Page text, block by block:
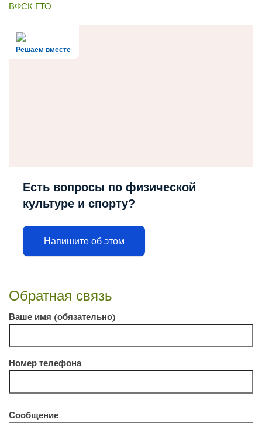
ВФСК ГТО
Решаем вместе
Есть вопросы по физической
культуре и спорту?
Напишите об этом
Обратная связь
Ваше имя (обязательно)
Номер телефона
Сообщение